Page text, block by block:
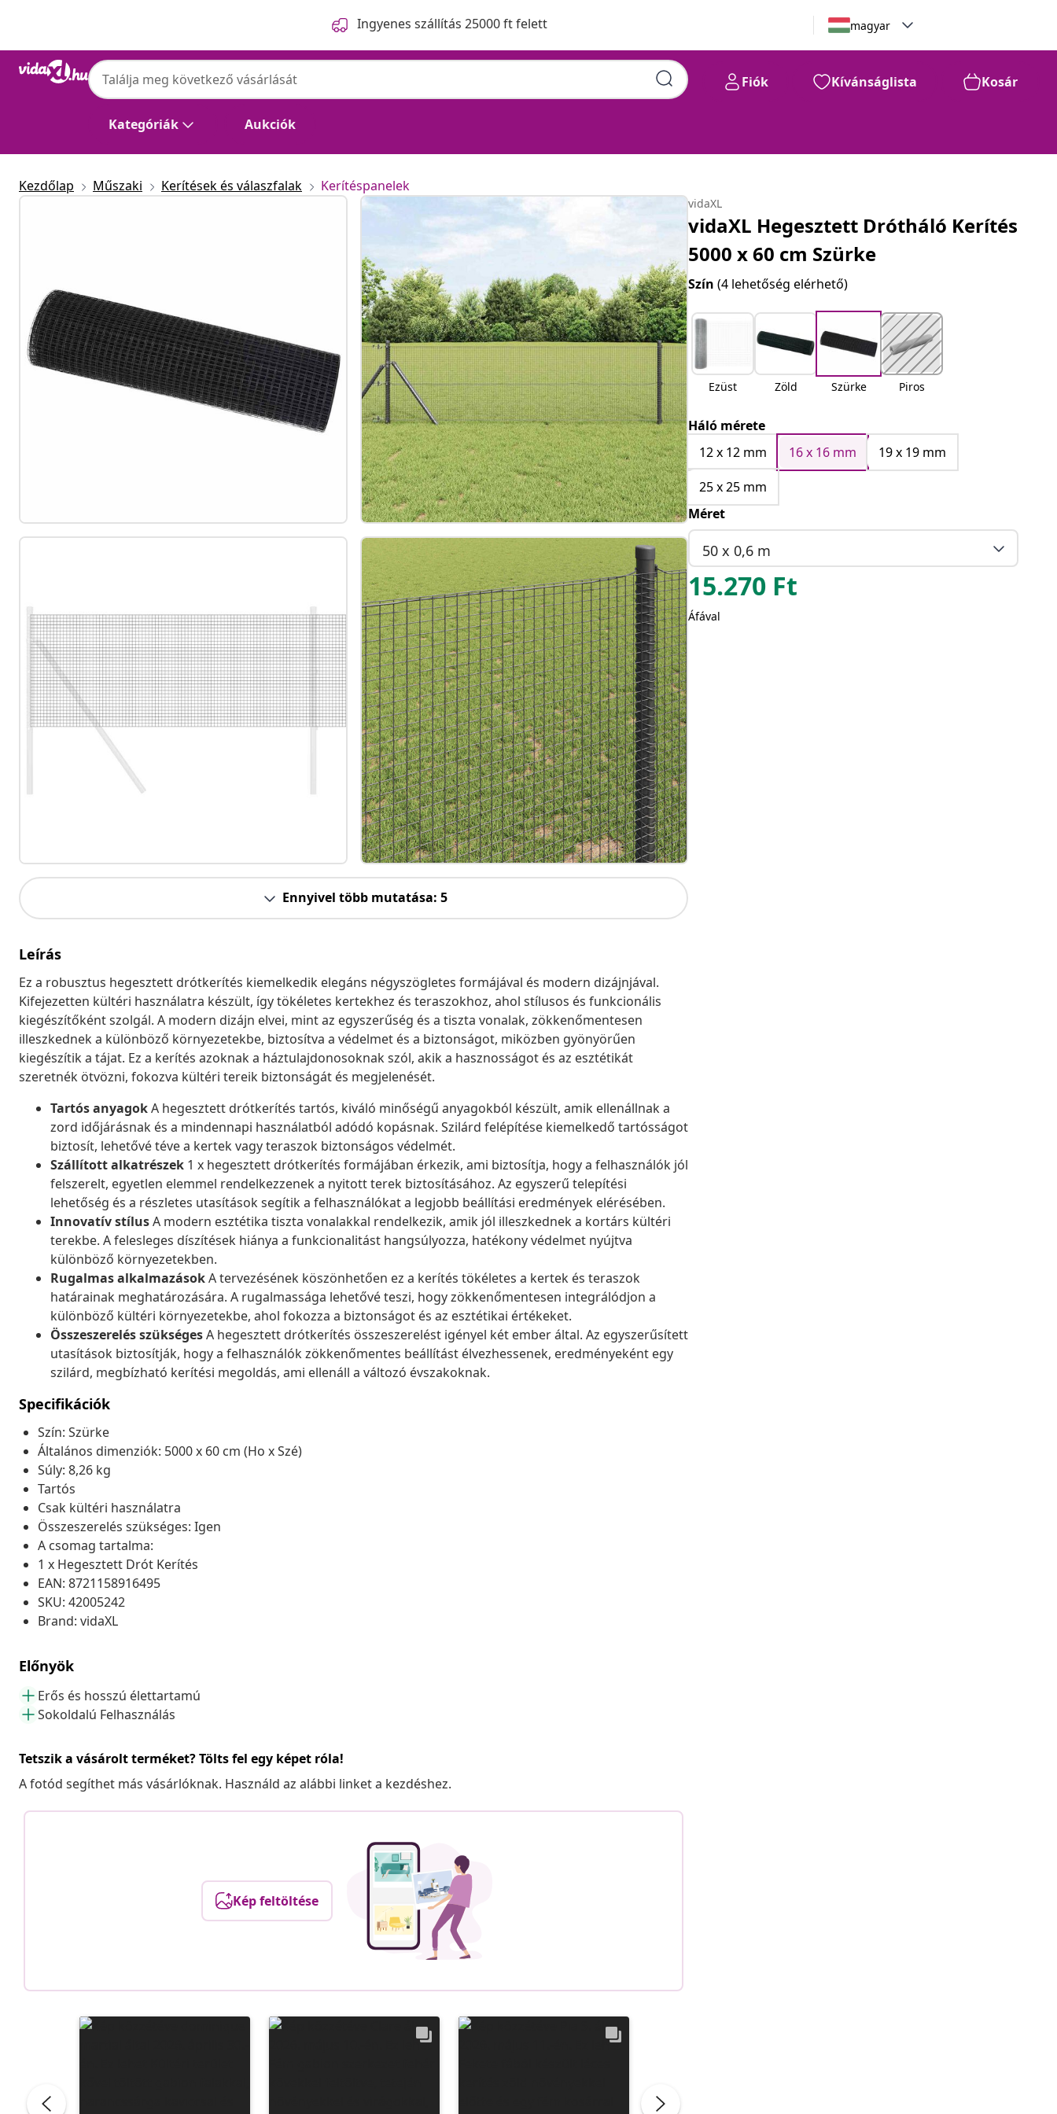
Ingyenes szállítás 25000 ft felett magyar
Kategóriák Aukciók
Fiók Kívánságlista Kosár
Kezdőlap Műszaki Kerítések és válaszfalak Kerítéspanelek
Ennyivel több mutatása: 5
Leírás
Ez a robusztus hegesztett drótkerítés kiemelkedik elegáns négyszögletes formájával és modern dizájnjával.
Kifejezetten kültéri használatra készült, így tökéletes kertekhez és teraszokhoz, ahol stílusos és funkcionális
kiegészítőként szolgál. A modern dizájn elvei, mint az egyszerűség és a tiszta vonalak, zökkenőmentesen
illeszkednek a különböző környezetekbe, biztosítva a védelmet és a biztonságot, miközben gyönyörűen
kiegészítik a tájat. Ez a kerítés azoknak a háztulajdonosoknak szól, akik a hasznosságot és az esztétikát
szeretnék ötvözni, fokozva kültéri tereik biztonságát és megjelenését.
Tartós anyagokA hegesztett drótkerítés tartós, kiváló minőségű anyagokból készült, amik ellenállnak a
zord időjárásnak és a mindennapi használatból adódó kopásnak. Szilárd felépítése kiemelkedő tartósságot
biztosít, lehetővé téve a kertek vagy teraszok biztonságos védelmét.
Szállított alkatrészek 1 x hegesztett drótkerítés formájában érkezik, ami biztosítja, hogy a felhasználók jól
felszerelt, egyetlen elemmel rendelkezzenek a nyitott terek biztosításához. Az egyszerű telepítési
lehetőség és a részletes utasítások segítik a felhasználókat a legjobb beállítási eredmények elérésében.
Innovatív stílusA modern esztétika tiszta vonalakkal rendelkezik, amik jól illeszkednek a kortárs kültéri
terekbe. A felesleges díszítések hiánya a funkcionalitást hangsúlyozza, hatékony védelmet nyújtva
különböző környezetekben.
Rugalmas alkalmazásokA tervezésének köszönhetően ez a kerítés tökéletes a kertek és teraszok
határainak meghatározására. A rugalmassága lehetővé teszi, hogy zökkenőmentesen integrálódjon a
különböző kültéri környezetekbe, ahol fokozza a biztonságot és az esztétikai értékeket.
Összeszerelés szükségesA hegesztett drótkerítés összeszerelést igényel két ember által. Az egyszerűsített
utasítások biztosítják, hogy a felhasználók zökkenőmentes beállítást élvezhessenek, eredményeként egy
szilárd, megbízható kerítési megoldás, ami ellenáll a változó évszakoknak.
Specifikációk
Szín: Szürke
Általános dimenziók: 5000 x 60 cm (Ho x Szé)
Súly: 8,26 kg
Tartós
Csak kültéri használatra
Összeszerelés szükséges: Igen
A csomag tartalma:
1 x Hegesztett Drót Kerítés
EAN: 8721158916495
SKU: 42005242
Brand: vidaXL
Előnyök
Erős és hosszú élettartamú
Sokoldalú Felhasználás
Tetszik a vásárolt terméket? Tölts fel egy képet róla!
A fotód segíthet más vásárlóknak. Használd az alábbi linket a kezdéshez.
Kép feltöltése
vidaXL
vidaXL Hegesztett Drótháló Kerítés
5000 x 60 cm Szürke
Szín(4 lehetőség elérhető)
Ezüst Zöld Szürke Piros
Háló mérete
12 x 12 mm
16 x 16 mm
19 x 19 mm
25 x 25 mm
Méret
50 x 0,6 m
15.270 Ft
Áfával